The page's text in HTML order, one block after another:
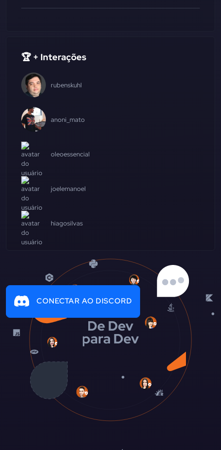
🏆 + Interações
rubenskuhl
anoni_mato
oleoessencial
joelemanoel
hiagosilvas
CONECTAR AO DISCORD